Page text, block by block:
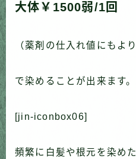
大体￥1500弱/1回
（薬剤の仕入れ値にもよ
で染めることが出来ます。
[jin-iconbox06]
頻繁に白髪や根元を染め